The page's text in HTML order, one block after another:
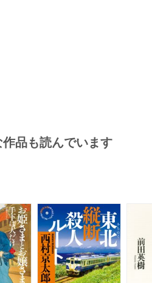
品も読んでいます